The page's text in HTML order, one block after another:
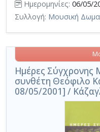
Ημερομηνίες: 06/05/
Συλλογή: Μουσική
Ημέρες Σύγχρονης
συνθέτη Θεόφιλο
08/05/2001] /